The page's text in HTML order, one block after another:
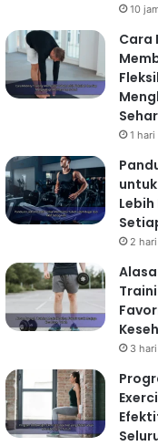
10
Cara
1 hari
2
3